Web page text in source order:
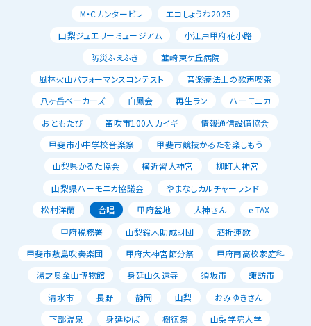
M・Cカンタービレ
エコしょうわ2025
山梨ジュエリーミュージアム
小江戸甲府花小路
防災ふえふき
韮崎東ケ丘病院
風林火山パフォーマンスコンテスト
音楽療法士の歌声喫茶
八ヶ岳ベーカーズ
白鳳会 再生ラン
ハーモニカ
おともたび
笛吹市100人カイギ
情報通信設備協会
甲斐市小中学校音楽祭
甲斐市競技かるたを楽しもう
山梨県かるた協会
横近習大神宮
柳町大神宮
山梨県ハーモニカ協議会
やまなしカルチャーランド
松村洋蘭
合唱 甲府盆地 大神さん
e-TAX
甲府税務署
山梨鈴木助成財団
酒折連歌
甲斐市敷島吹奏楽団
甲府大神宮節分祭
甲府南高校家庭科
湯之奥金山博物館
身延山久遠寺 須坂市
諏訪市
清水市
長野 静岡 山梨
おみゆきさん
下部温泉
身延ゆば 樹徳祭
山梨学院大学